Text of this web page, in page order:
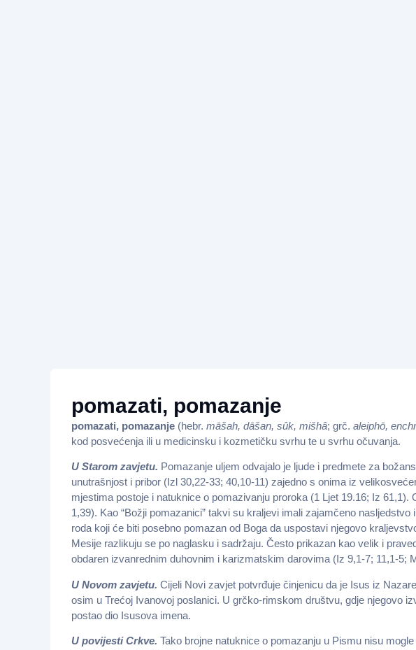
pomazati, pomazanje
pomazati, pomazanje (hebr. māšah, dāšan, sûk, mišhâ; grč. aleiphō,
kod posvećenja ili u medicinsku i kozmetičku svrhu te u svrhu očuvanja.
U Starom zavjetu. Pomazanje uljem odvajalo je ljude i predmete za
unutrašnjost i pribor (Izl 30,22-33; 40,10-11) zajedno s onima iz
mjestima postoje i natuknice o pomazivanju proroka (1 Ljet 19.16; Iz
1,39). Kao “Božji pomazanici” takvi su kraljevi imali zajamčeno
roda koji će biti posebno pomazan od Boga da uspostavi njegovo
Mesije razlikuju se po naglasku i sadržaju. Često prikazan kao velik i
obdaren izvanrednim duhovnim i karizmatskim darovima (Iz 9,1-7; 11,1-5;
U Novom zavjetu. Cijeli Novi zavjet potvrđuje činjenicu da je Isus iz
osim u Trećoj Ivanovoj poslanici. U grčko-rimskom društvu, gdje njegovo
postao dio Isusova imena.
U povijesti Crkve. Tako brojne natuknice o pomazanju u Pismu nisu